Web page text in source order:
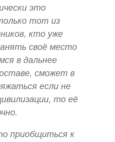
это
тот из
кто уже
своё место
в дальнее
сможет в
если не
то её
приобщиться к